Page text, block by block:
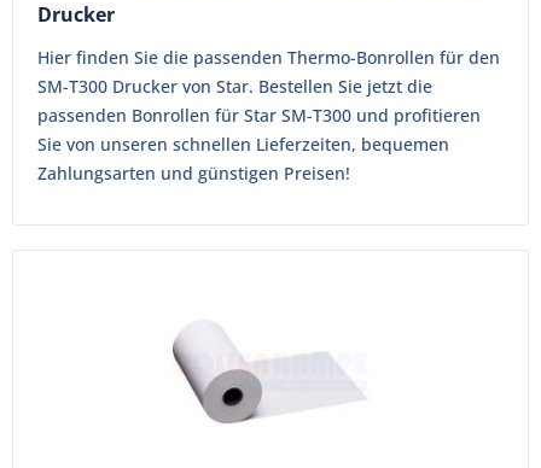
Drucker
Hier finden Sie die passenden Thermo-Bonrollen für den
SM-T300 Drucker von Star. Bestellen Sie jetzt die
passenden Bonrollen für Star SM-T300 und profitieren
Sie von unseren schnellen Lieferzeiten, bequemen
Zahlungsarten und günstigen Preisen!